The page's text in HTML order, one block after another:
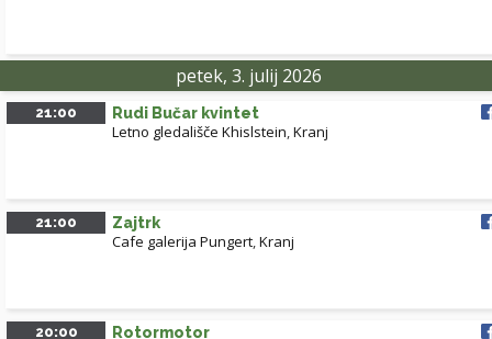
petek, 3. julij 2026
21:00 Rudi Bučar kvintet
Letno gledališče Khislstein,Kranj
21:00 Zajtrk
Cafe galerija Pungert,Kranj
20:00 Rotormotor